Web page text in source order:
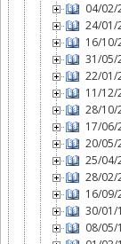
04/02/
24/01/
16/10/
31/05/
22/01/
11/12/
28/10/
17/06/
20/05/
25/04/
28/02/
16/
30/01/
08/05/